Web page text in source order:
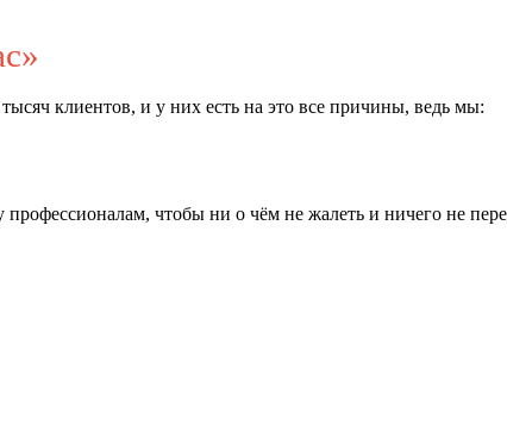
клиентов, и у них есть на это все причины, ведь мы:
чтобы ни о чём не жалеть и ничего не